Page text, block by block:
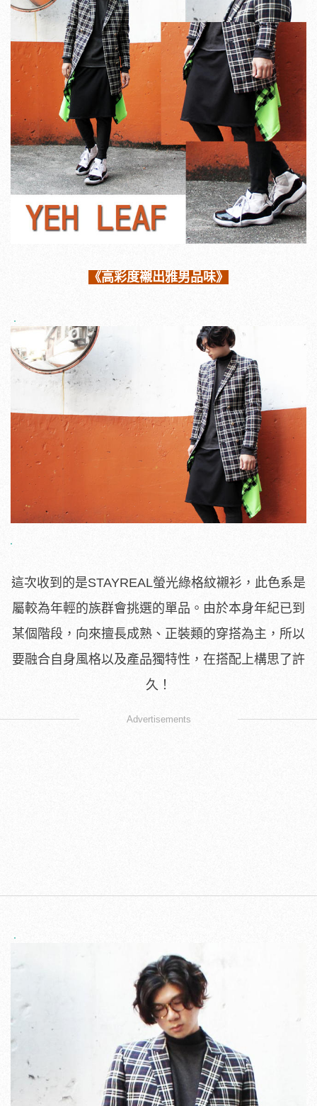
《高彩度襯出雅男品味》
這次收到的是STAYREAL螢光綠格紋襯衫，此色系是
屬較為年輕的族群會挑選的單品。由於本身年紀已到
某個階段，向來擅長成熟、正裝類的穿搭為主，所以
要融合自身風格以及產品獨特性，在搭配上構思了許
久！
Advertisements